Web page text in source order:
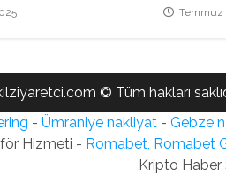
Temmuz
© Tüm hakları
- Ümraniye nakliyat - Gebze
Hizmeti - Romabet, Romabet
Kripto Haber